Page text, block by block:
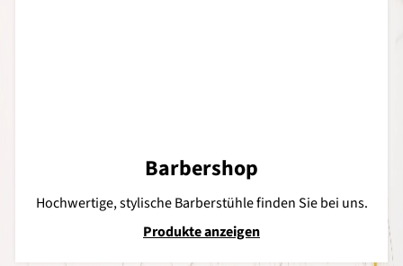
Barbershop
Hochwertige, stylische Barberstühle finden Sie bei uns.
Produkte anzeigen